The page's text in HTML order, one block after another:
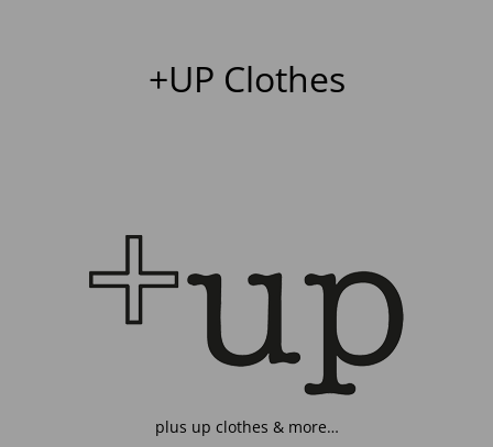
+UP Clothes
plus up clothes & more…